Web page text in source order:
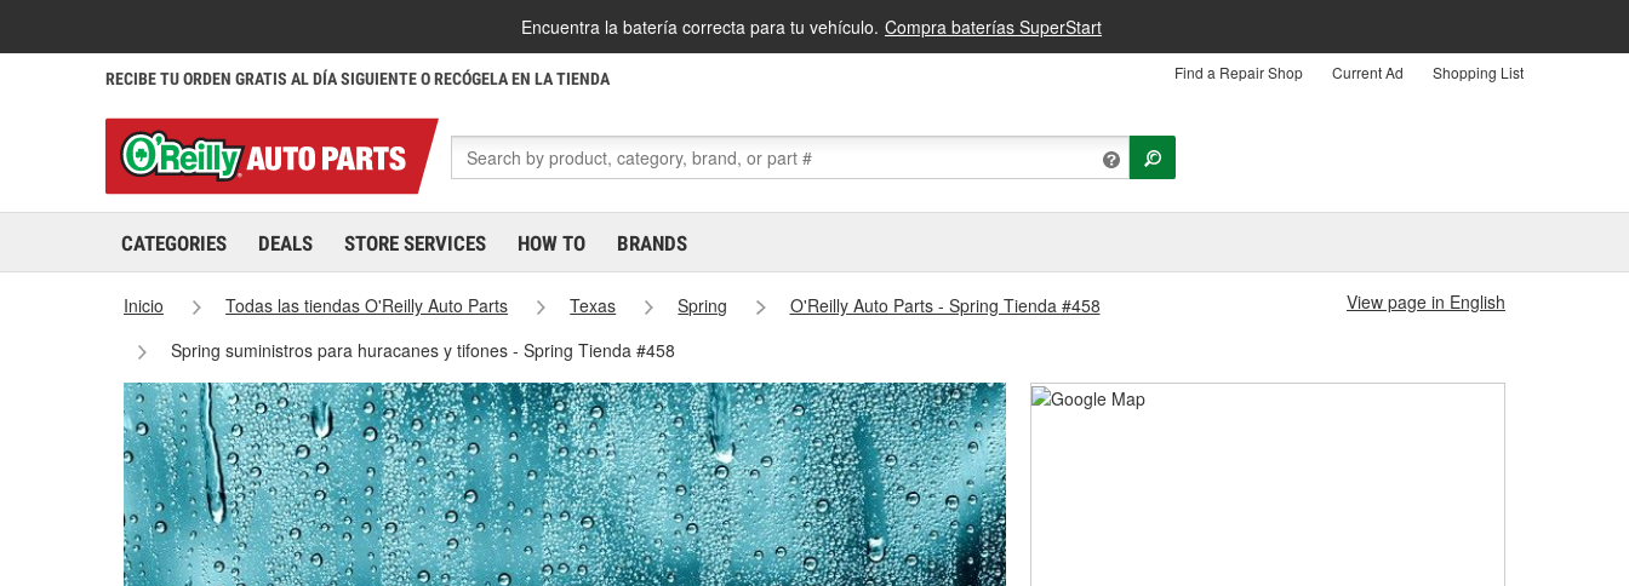
Encuentra la batería correcta para tu vehículo. Compra baterías SuperStart
RECIBE TU ORDEN GRATIS AL DÍA SIGUIENTE O RECÓGELA EN LA TIENDA Find a Repair Shop Current Ad Shopping List
CATEGORIES DEALS STORE SERVICES HOW TO BRANDS
Inicio Todas las tiendas O'Reilly Auto Parts Texas Spring
O'Reilly Auto Parts - Spring Tienda #458
Spring suministros para huracanes y tifones - Spring Tienda #458
View page in English